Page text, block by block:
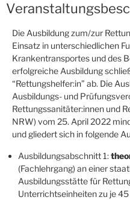
Die Ausbildung zum/zur
Einsatz in unterschiedlichen
Krankentransportes und des
erfolgreiche Ausbildung
“Rettungshelfer:in” ab. Die
Ausbildungs- und
Rettungssanitäter:innen und
NRW) vom 25. April 2022
und gliedert sich in folgende
Ausbildungsabschnitt 1:
(Fachlehrgang) an einer
Ausbildungsstätte für
Unterrichtseinheiten zu je